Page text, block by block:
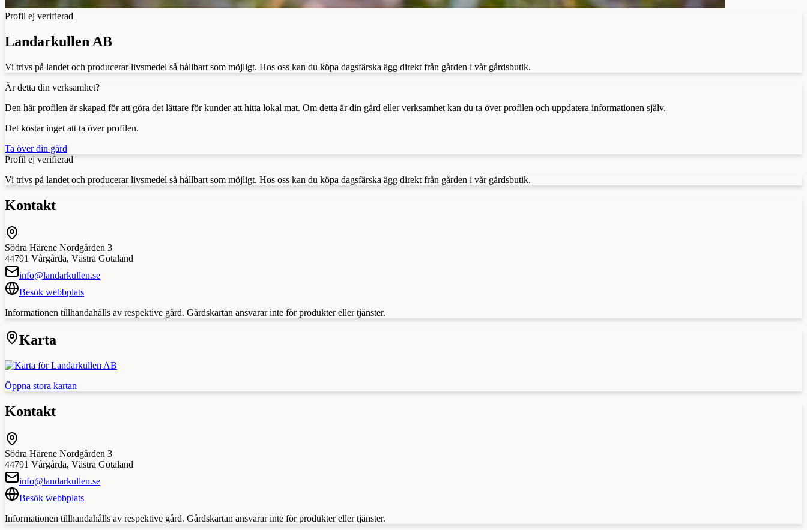
Profil ej verifierad
Landarkullen AB
Vi trivs på landet och producerar livsmedel så hållbart som möjligt. Hos oss kan du köpa dagsfärska ägg direkt från gården i vår gårdsbutik.
Är detta din verksamhet?
Den här profilen är skapad för att göra det lättare för kunder att hitta lokal mat. Om detta är din gård eller verksamhet kan du ta över profilen och uppdatera informationen själv.
Det kostar inget att ta över profilen.
Ta över din gård
Profil ej verifierad
Vi trivs på landet och producerar livsmedel så hållbart som möjligt. Hos oss kan du köpa dagsfärska ägg direkt från gården i vår gårdsbutik.
Kontakt
Södra Härene Nordgården 3
44791 Vårgårda, Västra Götaland
info@landarkullen.se
Besök webbplats
Informationen tillhandahålls av respektive gård. Gårdskartan ansvarar inte för produkter eller tjänster.
Karta
Öppna stora kartan
Kontakt
Södra Härene Nordgården 3
44791 Vårgårda, Västra Götaland
info@landarkullen.se
Besök webbplats
Informationen tillhandahålls av respektive gård. Gårdskartan ansvarar inte för produkter eller tjänster.